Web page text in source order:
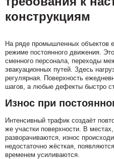
конструкциям
На ряде промышленных объектов
режиме постоянного движения.
сменного персонала, переходы
эвакуационных путей. Здесь
регулярная. Поверхность
шагов, а любые дефекты быстро
Износ при
Интенсивный трафик создаёт
же участки поверхности. В
разворачиваются, износ
недостаточно жёсткая,
временем усиливаются.